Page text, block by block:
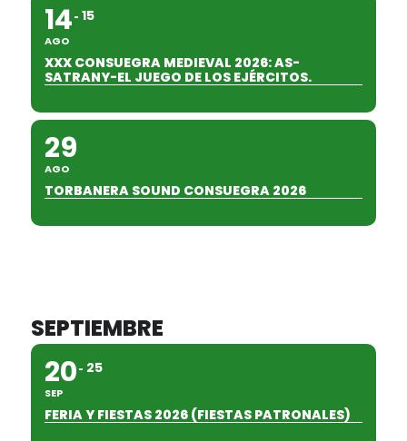
14
AGO
15
XXX CONSUEGRA MEDIEVAL 2026: AS-
SATRANY-EL JUEGO DE LOS EJÉRCITOS.
29
AGO
TORBANERA SOUND CONSUEGRA 2026
SEPTIEMBRE
20
SEP
25
FERIA Y FIESTAS 2026 (FIESTAS PATRONALES)